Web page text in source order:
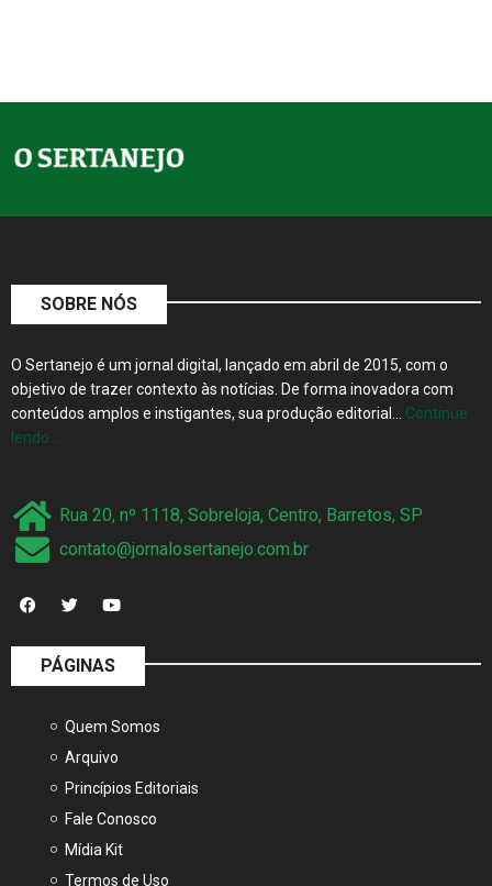
SOBRE NÓS
O Sertanejo é um jornal digital, lançado em abril de 2015, com o
objetivo de trazer contexto às notícias. De forma inovadora com
conteúdos amplos e instigantes, sua produção editorial… Continue
lendo…
Rua 20, nº 1118, Sobreloja, Centro, Barretos, SP
contato@jornalosertanejo.com.br
PÁGINAS
Quem Somos
Arquivo
Princípios Editoriais
Fale Conosco
Mídia Kit
Termos de Uso